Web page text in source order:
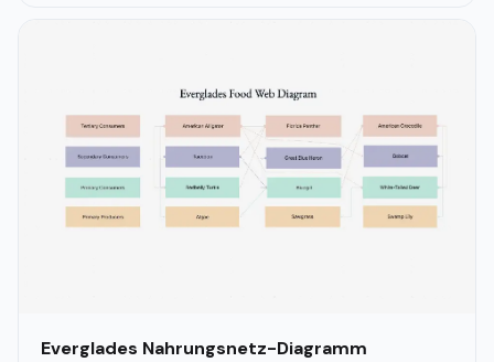
Everglades Nahrungsnetz-Diagramm